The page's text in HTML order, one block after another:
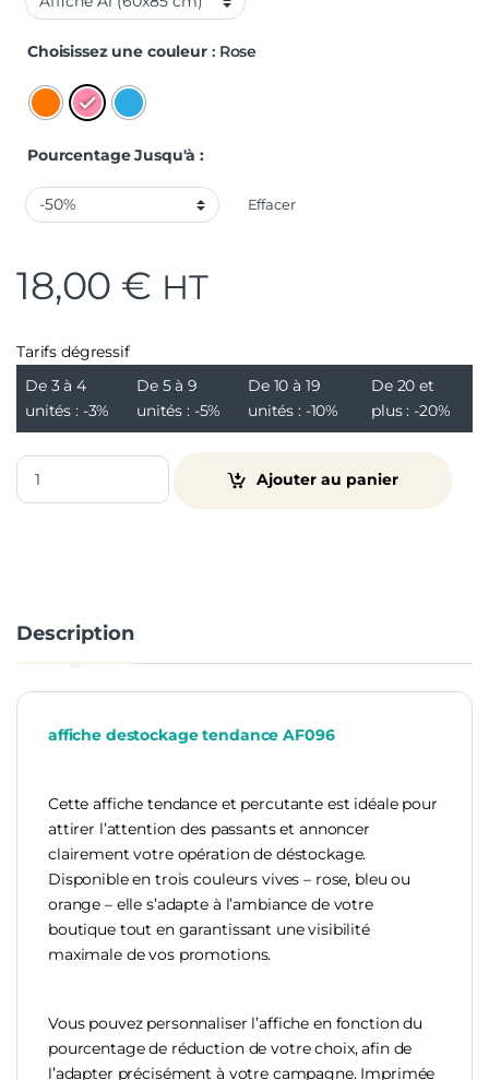
Choisissez une couleur : Rose
Pourcentage Jusqu'à :
Effacer
18,00 € HT
Tarifs dégressif
De 3 à 4
unités :-3%
De 5 à 9
unités : -5%
De 10 à 19
unités : -10%
De 20 et
plus : -20%
Ajouter au panier
Description
affiche destockage tendance AF096
Cette affiche tendance et percutante est idéale pour
attirer l’attention des passants et annoncer
clairement votre opération de déstockage.
Disponible en trois couleurs vives – rose, bleu ou
orange – elle s’adapte à l’ambiance de votre
boutique tout en garantissant une visibilité
maximale de vos promotions.
Vous pouvez personnaliser l’affiche en fonction du
pourcentage de réduction de votre choix, afin de
l’adapter précisément à votre campagne. Imprimée